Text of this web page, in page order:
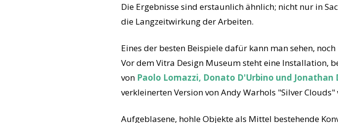
Die Ergebnisse sind erstaunlich ähnlich; nicht nur in
die Langzeitwirkung der Arbeiten.
Eines der besten Beispiele dafür kann man sehen,
Vor dem Vitra Design Museum steht eine Installation,
von Paolo Lomazzi, Donato D'Urbino und Jonathan
verkleinerten Version von Andy Warhols "Silver Clouds"
Aufgeblasene, hohle Objekte als Mittel bestehende